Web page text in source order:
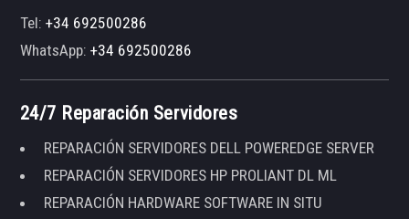
Tel:+34 692500286
WhatsApp:+34 692500286
24/7 Reparación Servidores
REPARACIÓN SERVIDORES DELL POWEREDGE SERVER
REPARACIÓN SERVIDORES HP PROLIANT DL ML
REPARACIÓN HARDWARE SOFTWARE IN SITU